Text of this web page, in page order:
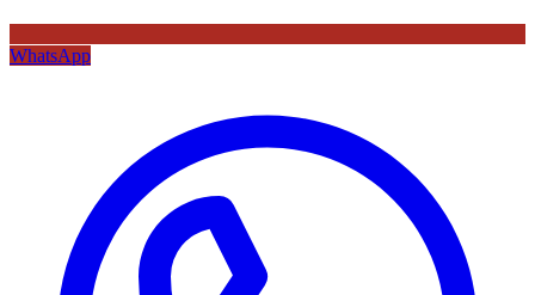
WhatsApp